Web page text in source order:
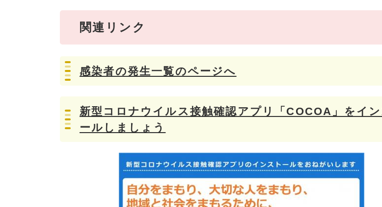
関連リンク
感染者の発生一覧のページへ
新型コロナウイルス接触確認アプリ「COCOA」をイン
ールしましょう